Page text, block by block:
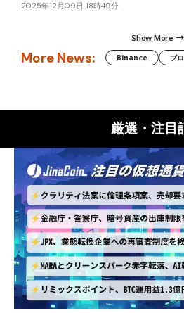
2025年12月09日 18時49分
Show More
More News: Binance ブ
厳選・注目